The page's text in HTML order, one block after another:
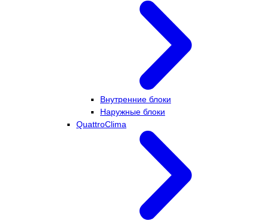
Внутренние блоки
Наружные блоки
QuattroClima